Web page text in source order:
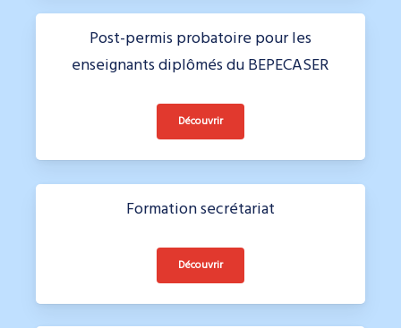
Post-permis probatoire pour les
enseignants diplômés du BEPECASER
Découvrir
Formation secrétariat
Découvrir